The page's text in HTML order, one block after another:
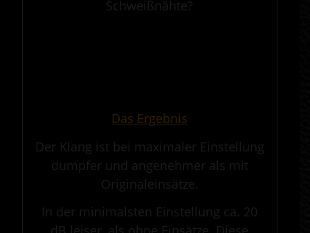
Schweißnähte?
Das Ergebnis
Der Klang ist bei maximaler Einstellung
dumpfer und angenehmer als mit
Originaleinsätze.
In der minimalsten Einstellung ca. 20